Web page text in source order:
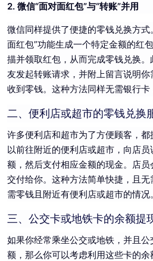
2. 微信“面对面红包”与“转账”并用
微信同样提供了便捷的零钱兑换方
面红包”功能生成一个特定金额的红
描并领取红包，从而完成零钱兑换
友发起转账请求，并附上留言说明
收到零钱。这种方法同样无需银行卡
二、便利店或超市的零钱兑换
许多便利店和超市为了方便顾客，
以前往附近的便利店或超市，向店
额，然后支付相应金额的现金。店
交付给你。这种方法简单快捷，且
需零钱且附近有便利店或超市的情况。
三、公交卡或地铁卡的余额提
如果你经常乘坐公交或地铁，并且
额，那么你可以考虑利用这些卡的